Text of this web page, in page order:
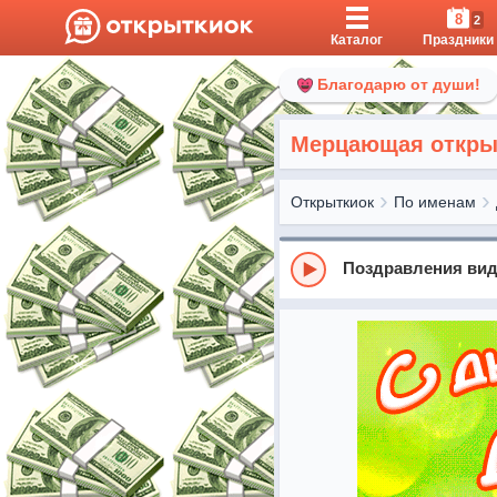
Каталог
8 2
Праздники
Благодарю от души!
Мерцающая
Открыткиок По именам
Поздравления